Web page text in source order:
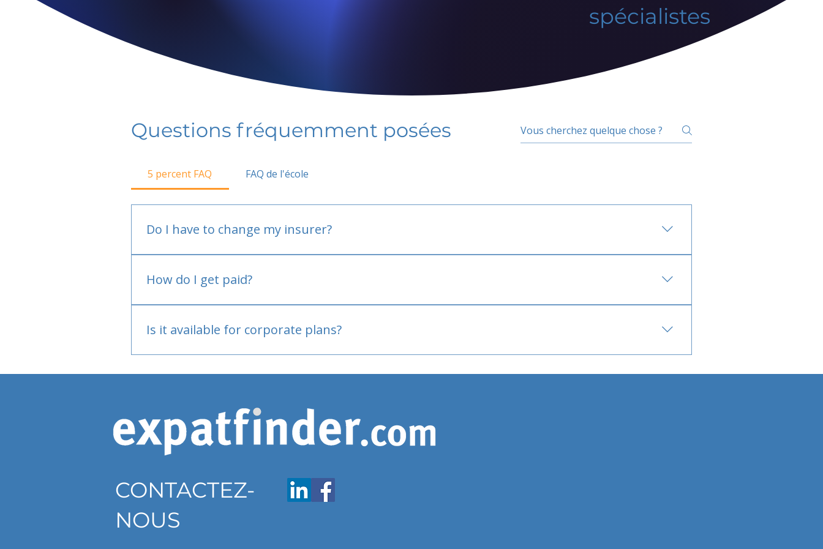
spécialistes
Questions fréquemment posées
5 percent FAQ FAQ de l'école
Do I have to change my insurer?
How do I get paid?
Is it available for corporate plans?
CONTACTEZ-
NOUS